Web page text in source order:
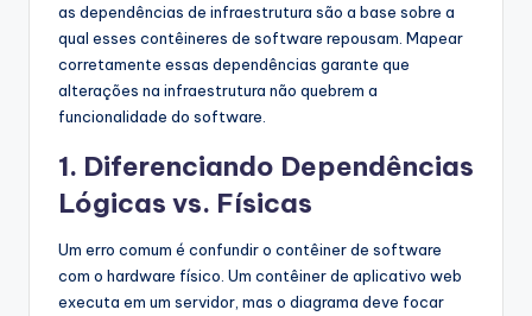
as dependências de infraestrutura são a base sobre a
qual esses contêineres de software repousam. Mapear
corretamente essas dependências garante que
alterações na infraestrutura não quebrem a
funcionalidade do software.
1. Diferenciando Dependências
Lógicas vs. Físicas
Um erro comum é confundir o contêiner de software
com o hardware físico. Um contêiner de aplicativo web
executa em um servidor, mas o diagrama deve focar